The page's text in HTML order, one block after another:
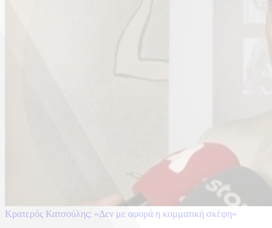
Κρατερός Κατσούλης: «Δεν με αφορά η κομματική σκέψη»